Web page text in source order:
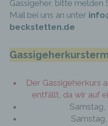
SPENDEN
SPENDEN
SPENDEN –
Gassigeher, bitte melden
Mail bei uns an unter
beckstetten.de
Der Gassigeherkurs
entfällt, da wir auf
Samstag,
Samstag,